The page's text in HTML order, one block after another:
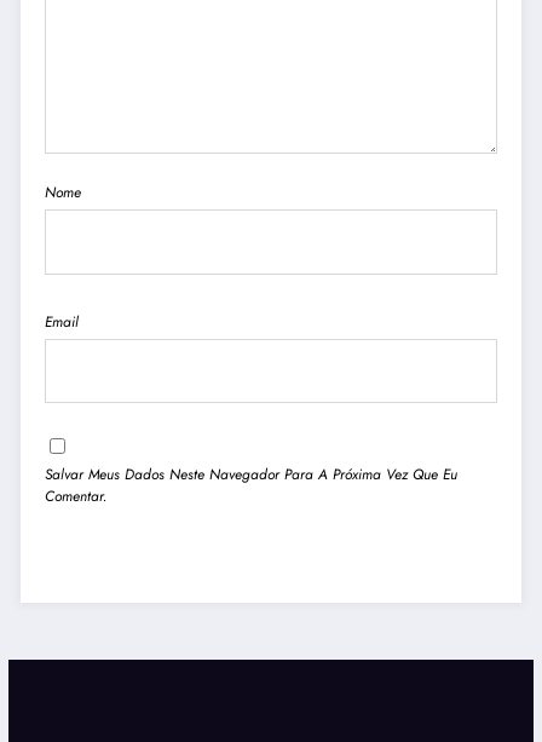
Nome
Email
Salvar Meus Dados Neste Navegador Para A Próxima Vez Que Eu
Comentar.